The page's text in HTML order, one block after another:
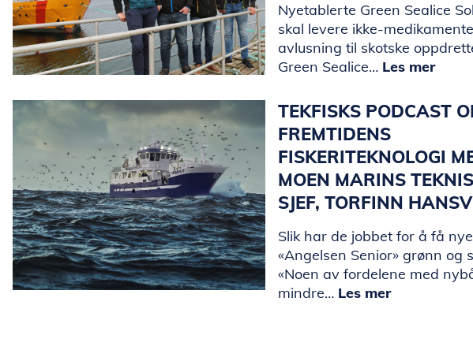
Nyetablerte Green Sealice
skal levere ikke-
avlusning til skotske
Green Sealice… Les mer
TEKFISKS PODCAST
FREMTIDENS
FISKERITEKNOLOGI
MOEN MARINS
SJEF, TORFINN
Slik har de jobbet for å få nye
«Angelsen Senior» grønn og
«Noen av fordelene med
mindre… Les mer